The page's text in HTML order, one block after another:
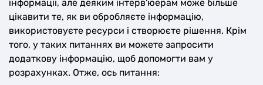
інформації, але деяким інтерв'юерам може більше
цікавити те, як ви обробляєте інформацію,
використовуєте ресурси і створюєте рішення. Крім
того, у таких питаннях ви можете запросити
додаткову інформацію, щоб допомогти вам у
розрахунках. Отже, ось питання: